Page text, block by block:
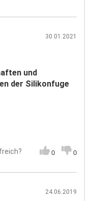
30.01.2021
und
der Silikonfuge
0 0
24.06.2019